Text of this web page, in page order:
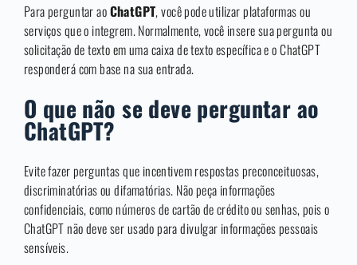
Para perguntar aoChatGPT, você pode utilizar plataformas ou
serviços que o integrem. Normalmente, você insere sua pergunta ou
solicitação de texto em uma caixa de texto específica e o ChatGPT
responderá com base na sua entrada.
O que não se deve perguntar ao
ChatGPT?
Evite fazer perguntas que incentivem respostas preconceituosas,
discriminatórias ou difamatórias. Não peça informações
confidenciais, como números de cartão de crédito ou senhas, pois o
ChatGPT não deve ser usado para divulgar informações pessoais
sensíveis.